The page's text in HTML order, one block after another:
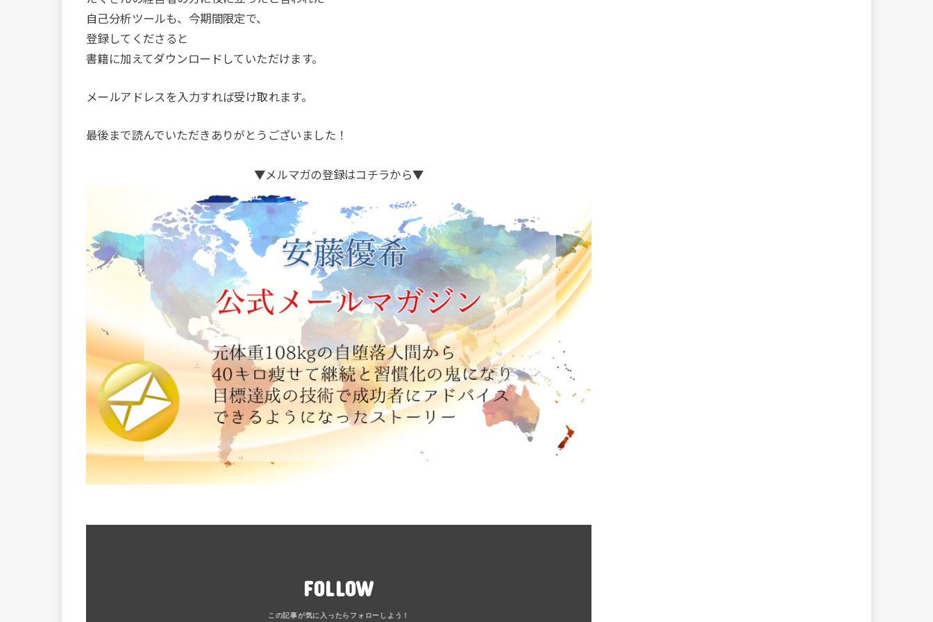
自己分析ツールも、今期間限定で、
登録してくださると
書籍に加えてダウンロードしていただけます。
メールアドレスを入力すれば受け取れます。
最後まで読んでいただきありがとうございました！
▼メルマガの登録はコチラから▼
FOLLOW